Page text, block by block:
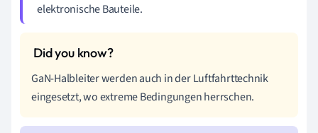
elektronische Bauteile.
GaN-Halbleiter werden auch in der Luftfahrttechnik
eingesetzt, wo extreme Bedingungen herrschen.